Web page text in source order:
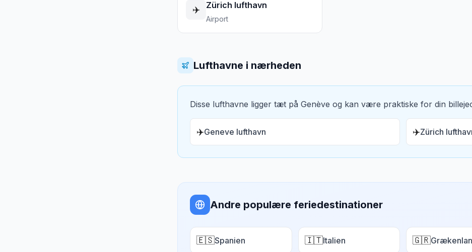
✈️ Zürich lufthavn
Airport
Lufthavne i nærheden
Disse lufthavne ligger tæt på Genève og kan være praktiske for din
✈️Geneve lufthavn ✈️Zürich
Andre populære feriedestinationer
🇪🇸Spanien 🇮🇹Italien 🇬🇷